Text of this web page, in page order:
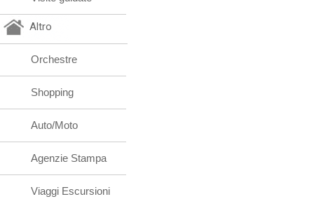
Altro
Orchestre
Shopping
Auto/Moto
Agenzie Stampa
Viaggi Escursioni